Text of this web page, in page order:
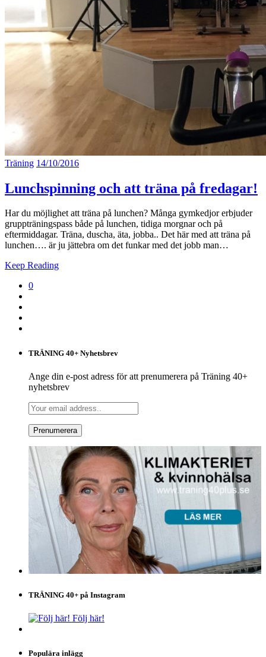
Träning 14/10/2016
Lunchspinning och att träna på fredagar!
Har du möjlighet att träna på lunchen? Många gymkedjor erbjuder
gruppträningspass både på lunchen, tidiga morgnar och på
eftermiddagar. Träna, duscha, äta, jobba.. Det här med att träna på
lunchen…. är ju jättebra om det funkar med det jobb man…
Keep Reading
0
TRÄNING 40+ Nyhetsbrev
Ange din e-post adress för att prenumerera på Träning 40+
nyhetsbrev
TRÄNING 40+ på Instagram
Följ här!
Populära inlägg